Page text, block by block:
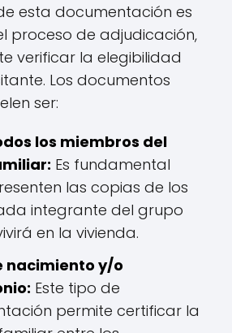
esta documentación es
proceso de adjudicación,
verificar la elegibilidad
Los documentos
ser:
los miembros del
Es fundamental
las copias de los
integrante del grupo
en la vivienda.
nacimiento y/o
Este tipo de
permite certificar la